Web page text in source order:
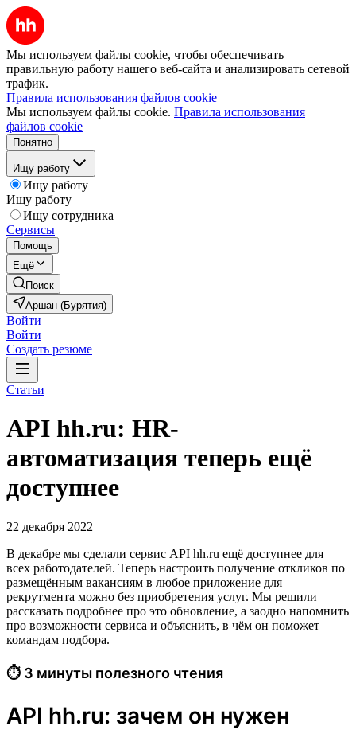
Мы используем файлы cookie, чтобы обеспечивать
правильную работу нашего веб-сайта и анализировать сетевой
трафик.
Правила использования файлов cookie
Мы используем файлы cookie. Правила использования
файлов cookie
Понятно
Ищу работу
Ищу работу
Ищу работу
Ищу сотрудника
Сервисы
Помощь
Ещё
Поиск
Аршан (Бурятия)
Войти
Войти
Создать резюме
Статьи
API hh.ru: HR-
автоматизация теперь ещё
доступнее
22 декабря 2022
В декабре мы сделали сервис API hh.ru ещё доступнее для
всех работодателей. Теперь настроить получение откликов по
размещённым вакансиям в любое приложение для
рекрутмента можно без приобретения услуг. Мы решили
рассказать подробнее про это обновление, а заодно напомнить
про возможности сервиса и объяснить, в чём он поможет
командам подбора.
⏱ 3 минуты полезного чтения
API hh.ru: зачем он нужен